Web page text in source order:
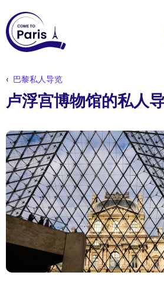
巴黎私人导览
卢浮宫博物馆的私人